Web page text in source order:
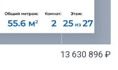
13 630 896 ₽